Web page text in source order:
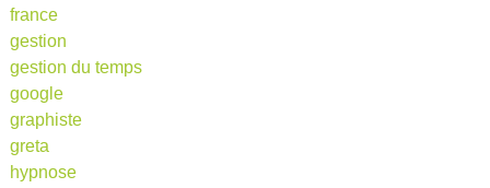
france
gestion
gestion du temps
google
graphiste
greta
hypnose